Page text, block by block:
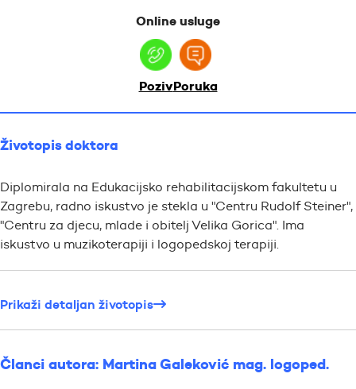
Online usluge
PozivPoruka
Životopis doktora
Diplomirala na Edukacijsko rehabilitacijskom fakultetu u
Zagrebu, radno iskustvo je stekla u "Centru Rudolf Steiner",
"Centru za djecu, mlade i obitelj Velika Gorica". Ima
iskustvo u muzikoterapiji i logopedskoj terapiji.
Prikaži detaljan životopis
Članci autora: Martina Galeković mag. logoped.